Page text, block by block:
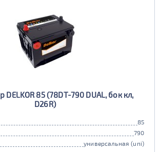
DELKOR 85 (78DT-790 DUAL, бок кл,
D26R)
85
790
универсальная (uni)